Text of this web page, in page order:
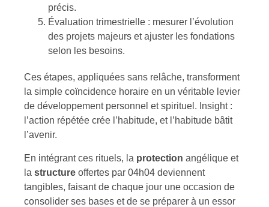
précis.
Évaluation trimestrielle : mesurer l’évolution
des projets majeurs et ajuster les fondations
selon les besoins.
Ces étapes, appliquées sans relâche, transforment
la simple coïncidence horaire en un véritable levier
de développement personnel et spirituel. Insight :
l’action répétée crée l’habitude, et l’habitude bâtit
l’avenir.
En intégrant ces rituels, la protection angélique et
la structure offertes par 04h04 deviennent
tangibles, faisant de chaque jour une occasion de
consolider ses bases et de se préparer à un essor